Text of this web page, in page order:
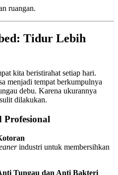
ruangan.
Tidur Lebih
kita beristirahat setiap hari.
menjadi tempat berkumpulnya
debu. Karena ukurannya
dilakukan.
Profesional
industri untuk membersihkan
Tungau dan Anti Bakteri